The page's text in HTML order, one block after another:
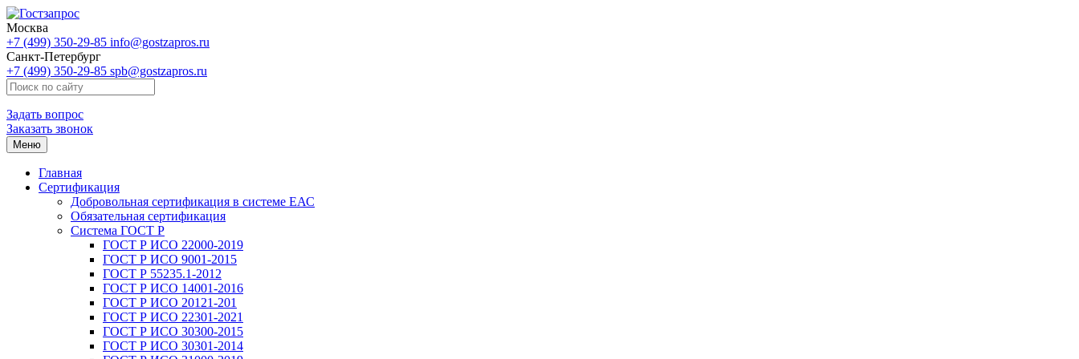
Москва
+7 (499) 350-29-85 info@gostzapros.ru
Санкт-Петербург
+7 (499) 350-29-85 spb@gostzapros.ru
Задать вопрос
Заказать звонок
Меню
Главная
Сертификация
Добровольная сертификация в системе ЕАС
Обязательная сертификация
Система ГОСТ Р
ГОСТ Р ИСО 22000-2019
ГОСТ Р ИСО 9001-2015
ГОСТ Р 55235.1-2012
ГОСТ Р ИСО 14001-2016
ГОСТ Р ИСО 20121-201
ГОСТ Р ИСО 22301-2021
ГОСТ Р ИСО 30300-2015
ГОСТ Р ИСО 30301-2014